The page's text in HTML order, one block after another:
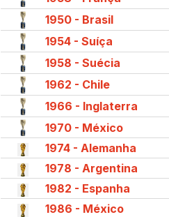
1950 - Brasil
1954 - Suíça
1958 - Suécia
1962 - Chile
1966 - Inglaterra
1970 - México
1974 - Alemanha
1978 - Argentina
1982 - Espanha
1986 - México